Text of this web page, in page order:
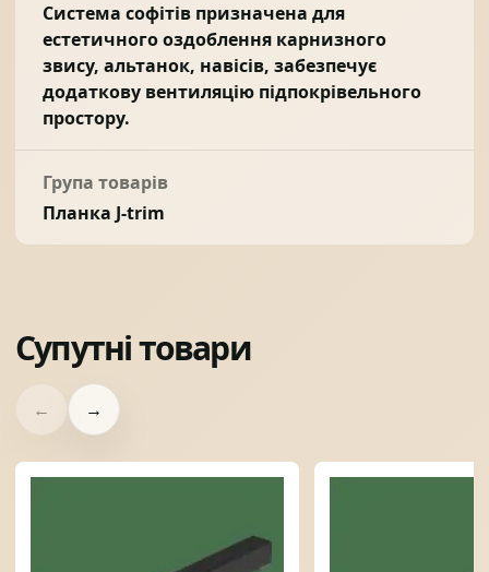
Система софітів призначена для
естетичного оздоблення карнизного
звису, альтанок, навісів, забезпечує
додаткову вентиляцію підпокрівельного
простору.
Група товарів
Планка J-trim
Супутні товари
← →